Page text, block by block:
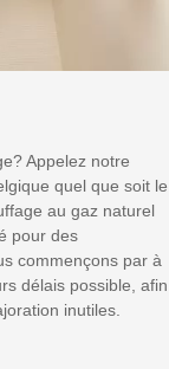
Appelez notre
quel que soit le
au gaz naturel
pour des
commençons par à
délais possible, afin
inutiles.